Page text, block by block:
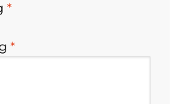
*
*